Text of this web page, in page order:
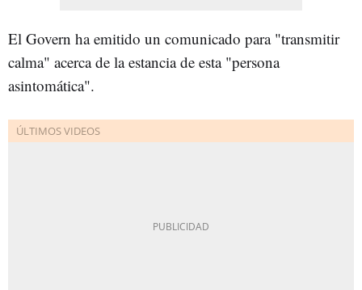
El Govern ha emitido un comunicado para "transmitir
calma" acerca de la estancia de esta "persona
asintomática".